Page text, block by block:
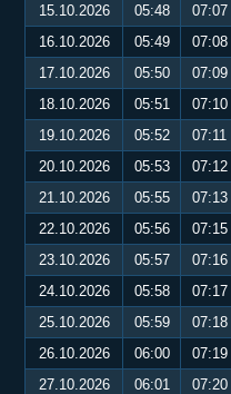
15.10.2026
05:48 07:07
16.10.2026
05:49 07:08
17.10.2026
05:50 07:09
18.10.2026
05:51 07:10
19.10.2026
05:52 07:11
20.10.2026
05:53 07:12
21.10.2026
05:55 07:13
22.10.2026
05:56 07:15
23.10.2026
05:57 07:16
24.10.2026
05:58 07:17
25.10.2026
05:59 07:18
26.10.2026
06:00 07:19
27.10.2026
06:01 07:20